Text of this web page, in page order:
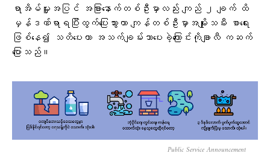
ရာအိမ်မှူးအပြင် အခြားနောက်တစ်ဦးမှာလည်း ကျည် ၂ ချက် ထိ
မှန်ဒဏ်ရာရပြီးထွက်ပြေးသွားကာ ကျန်တစ်ဦးမှာအမျိုးသမီး စာ​ရေး
ဖြစ်နေ၍ သတိပေးကာ အသက်ချမ်းသာပေးခဲ့ကြောင်းကိုချာလီ ကဆက်
ပြောသည်။
Public Service Announcement